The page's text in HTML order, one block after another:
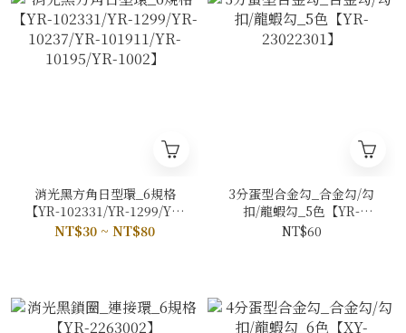
消光黑方角日型環_6規格
【YR-102331/YR-1299/YR-
10237/YR-101911/YR-
NT$30 ~ NT$80
3分蛋型合金勾_合金勾/勾
扣/龍蝦勾_5色【YR-
23022301】
NT$60